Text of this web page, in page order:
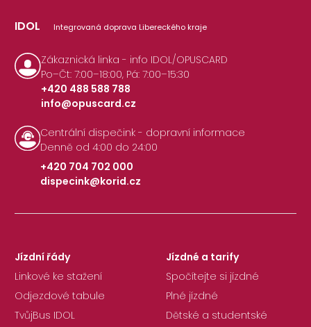
IDOL Integrovaná doprava Libereckého kraje
Zákaznická linka - info IDOL/OPUSCARD
Po–Čt: 7:00–18:00, Pá: 7:00–15:30
+420 488 588 788
|
info@opuscard.cz
Centrální dispečink - dopravní informace
Denně od 4:00 do 24:00
+420 704 702 000
|
dispecink@korid.cz
Jízdní řády
Linkové ke stažení
Odjezdové tabule
TvůjBus IDOL
Jízdné a tarify
Spočítejte si jízdné
Plné jízdné
Dětské a studentské